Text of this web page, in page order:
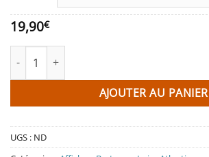
19,90€
AJOUTER AU PANIER
UGS : ND